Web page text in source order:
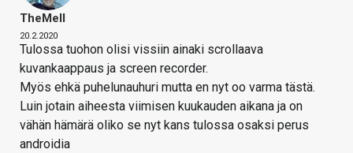
TheMeII
20.2.2020
Tulossa tuohon olisi vissiin ainaki scrollaava
kuvankaappaus ja screen recorder.
Myös ehkä puhelunauhuri mutta en nyt oo varma tästä.
Luin jotain aiheesta viimisen kuukauden aikana ja on
vähän hämärä oliko se nyt kans tulossa osaksi perus
androidia